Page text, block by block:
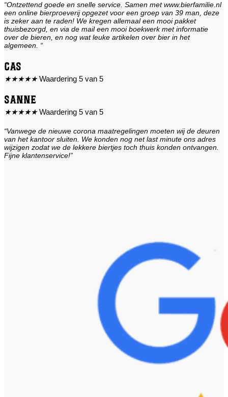
“Ontzettend goede en snelle service. Samen met www.bierfamilie.nl
een online bierproeverij opgezet voor een groep van 39 man, deze
is zeker aan te raden! We kregen allemaal een mooi pakket
thuisbezorgd, en via de mail een mooi boekwerk met informatie
over de bieren, en nog wat leuke artikelen over bier in het
algemeen. “
Cas
★★★★★ Waardering 5 van 5
Sanne
★★★★★ Waardering 5 van 5
“Vanwege de nieuwe corona maatregelingen moeten wij de deuren
van het kantoor sluiten. We konden nog net last minute ons adres
wijzigen zodat we de lekkere biertjes toch thuis konden ontvangen.
Fijne klantenservice!”